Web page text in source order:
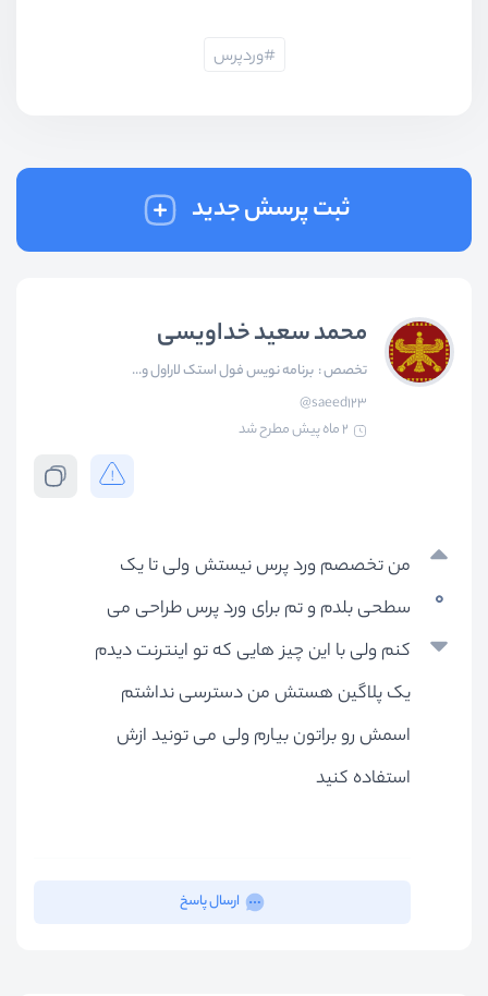
وردپرس
ثبت پرسش جدید
محمد سعید خداویسی
تخصص : برنامه نویس فول استک لاراول و...
@saeed123
2 ماه پیش
مطرح شد
0
من تخصصم ورد پرس نیستش ولی تا یک
سطحی بلدم و تم برای ورد پرس طراحی می
کنم ولی با این چیز هایی که تو اینترنت دیدم
یک پلاگین هستش من دسترسی نداشتم
اسمش رو براتون بیارم ولی می تونید ازش
استفاده کنید
ارسال پاسخ